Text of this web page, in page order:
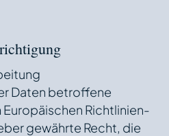
Daten betroffene
Europäischen Richtlinien-
gewährte Recht, die